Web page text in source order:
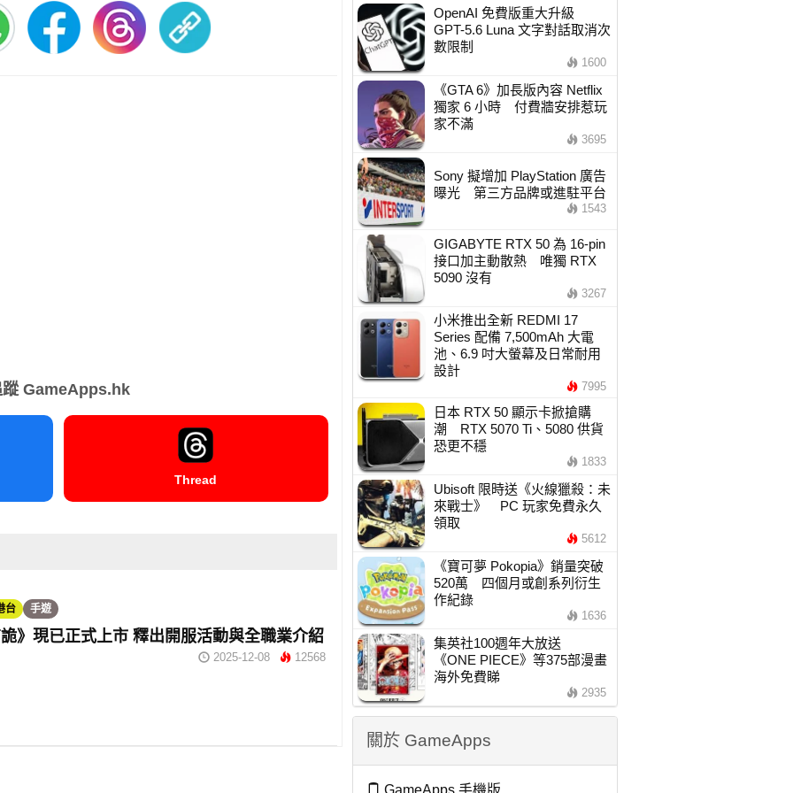
蹤 GameApps.hk
Thread
台 手遊
》現已正式上市 釋出開服活動與全職業介紹
2025-12-08 12568
OpenAI 免費版重大升級
GPT-5.6 Luna 文字對話取消次
數限制
1600
《GTA 6》加長版內容 Netflix
獨家 6 小時 付費牆安排惹玩
家不滿
3695
Sony 擬增加 PlayStation 廣告
曝光 第三方品牌或進駐平台
1543
GIGABYTE RTX 50 為 16-pin
接口加主動散熱 唯獨 RTX
5090 沒有
3267
小米推出全新 REDMI 17
Series 配備 7,500mAh 大電
池、6.9 吋大螢幕及日常耐用
設計
7995
日本 RTX 50 顯示卡掀搶購
潮 RTX 5070 Ti、5080 供貨
恐更不穩
1833
Ubisoft 限時送《火線獵殺：未
來戰士》 PC 玩家免費永久
領取
5612
《寶可夢 Pokopia》銷量突破
520萬 四個月或創系列衍生
作紀錄
1636
集英社100週年大放送
《ONE PIECE》等375部漫畫
海外免費睇
2935
關於 GameApps
GameApps 手機版